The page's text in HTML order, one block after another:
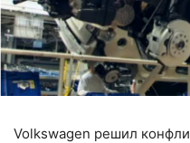
Volkswagen решил